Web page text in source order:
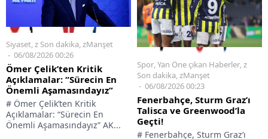
Siyaset z Son dakika zManşet
06/08/2026 00:26
Ömer Çelik’ten Kritik
Açıklamalar: “Sürecin En
Önemli Aşamasındayız”
# Ömer Çelik’ten Kritik
Açıklamalar: “Sürecin En
Önemli Aşamasındayız” AK...
Spor,Yan Öne çıkan Haberler,z
Son dakika,zManşet
06/08/2026 00:23
Fenerbahçe, Sturm Graz’ı
Talisca ve Greenwood’la
Geçti!
# Fenerbahçe, Sturm Graz’ı